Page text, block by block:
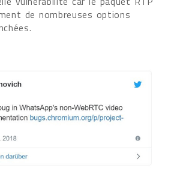
de nombreuses options